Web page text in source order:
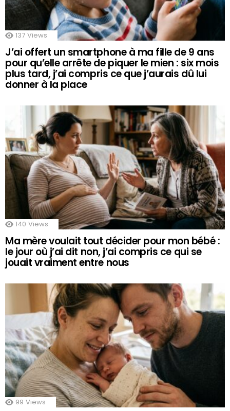
137 Views
J’ai offert un smartphone à ma fille de 9 ans
pour qu’elle arrête de piquer le mien : six mois
plus tard, j’ai compris ce que j’aurais dû lui
donner à la place
140 Views
Ma mère voulait tout décider pour mon bébé :
le jour où j’ai dit non, j’ai compris ce qui se
jouait vraiment entre nous
99 Views